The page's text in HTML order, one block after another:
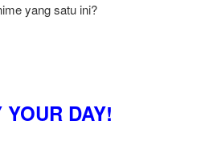
yang satu ini?
YOUR DAY!